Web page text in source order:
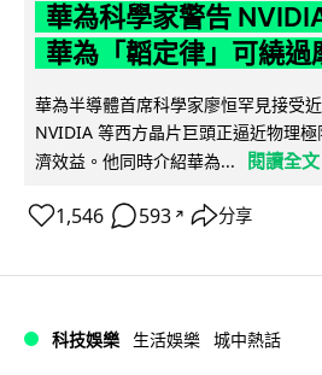
華為科學家警告
華為「韜定律」可繞過
華為半導體首席科學家廖恒罕見接受
NVIDIA 等西方晶片巨頭正逼近物理
濟效益。他同時介紹華為...
閱讀全文
1,546 593 ↗ 分享
科技娛樂 生活娛樂 城中熱話